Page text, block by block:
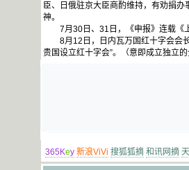
臣、日俄驻京大臣商酌维持，有劝捐
神。
7月30日、31日，《申报》连载《上
8月12日，日内瓦万国红十字会会长
贵国设立红十字会”。（意即成立独立
365Key 新浪ViVi 搜狐狐摘 和讯网摘